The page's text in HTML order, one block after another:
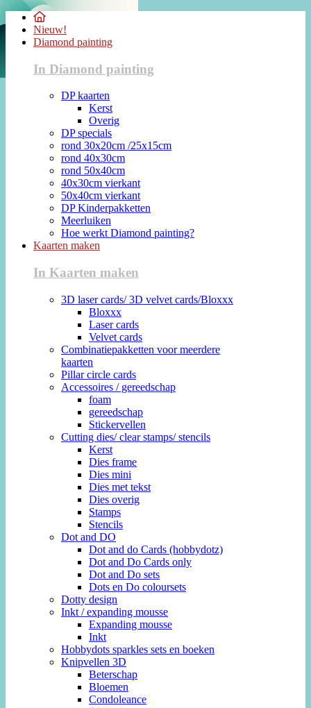
Nieuw!
Diamond painting
In Diamond painting
DP kaarten
Kerst
Overig
DP specials
rond 30x20cm /25x15cm
rond 40x30cm
rond 50x40cm
40x30cm vierkant
50x40cm vierkant
DP Kinderpakketten
Meerluiken
Hoe werkt Diamond painting?
Kaarten maken
In Kaarten maken
3D laser cards/ 3D velvet cards/Bloxxx
Bloxxx
Laser cards
Velvet cards
Combinatiepakketten voor meerdere
kaarten
Pillar circle cards
Accessoires / gereedschap
foam
gereedschap
Stickervellen
Cutting dies/ clear stamps/ stencils
Kerst
Dies frame
Dies mini
Dies met tekst
Dies overig
Stamps
Stencils
Dot and DO
Dot and do Cards (hobbydotz)
Dot and Do Cards only
Dot and Do sets
Dots en Do coloursets
Dotty design
Inkt / expanding mousse
Expanding mousse
Inkt
Hobbydots sparkles sets en boeken
Knipvellen 3D
Beterschap
Bloemen
Condoleance